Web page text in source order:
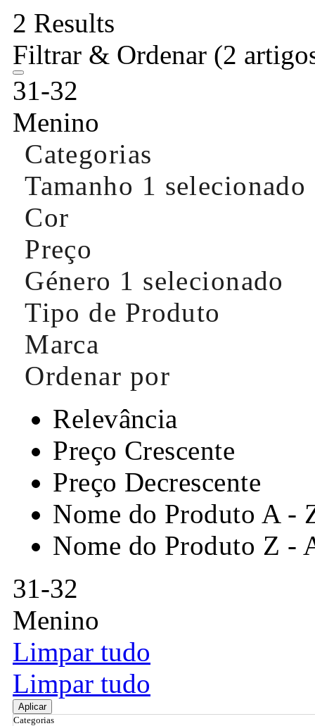
2 Results
Filtrar & Ordenar (2
31-32
Menino
Categorias
Tamanho 1 selecionado
Cor
Preço
Género 1 selecionado
Tipo de Produto
Marca
Ordenar por
Relevância
Preço Crescente
Preço Decrescente
Nome do Produto A -
Nome do Produto Z -
31-32
Menino
Limpar tudo
Limpar tudo
Aplicar
Categorias